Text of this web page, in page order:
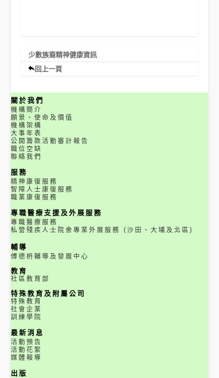
少數族裔精神健康資訊
回上一頁
關於我們
機構簡介
願景、使命及價值
機構架構
大事年表
公開籌款活動審計報告
職位空缺
聯絡我們
服務
精神康復服務
智障人士康復服務
職業康復服務
專職醫療支援及外展服務
專職醫療服務
私營殘疾人士院舍專業外展服務 (沙田、大埔及北區)
輔導
傅德枬輔導及發展中心
教育
社區教育部
特殊教育及附屬公司
特殊教育
社會企業
訓練學院
最新消息
活動預告
活動花絮
媒體報導
出版